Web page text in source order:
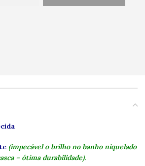
(impecável o brilho no banho niquelado
– ótima durabilidade).